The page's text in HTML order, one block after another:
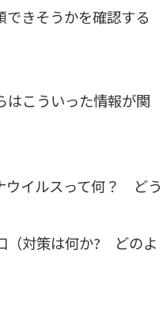
きそうかを確認する
こういった情報が関
ウイルスって何？ どう
（対策は何か? どのよ